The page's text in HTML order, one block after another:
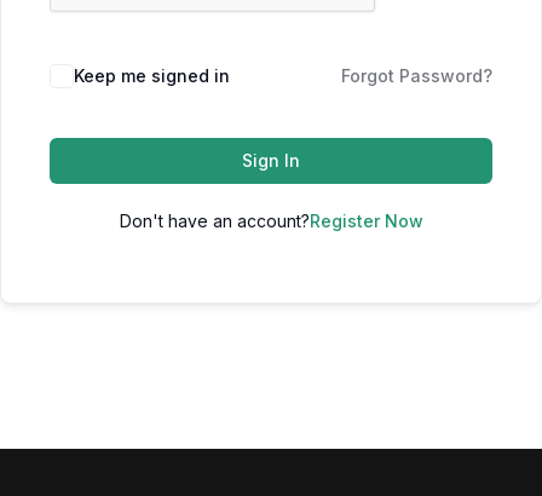
Keep me signed in Forgot Password?
Sign In
Don't have an account?Register Now